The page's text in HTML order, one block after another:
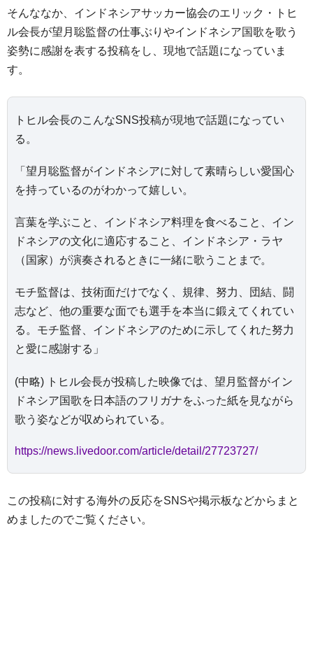
そんななか、インドネシアサッカー協会のエリック・トヒ
ル会長が望月聡監督の仕事ぶりやインドネシア国歌を歌う
姿勢に感謝を表する投稿をし、現地で話題になっていま
す。
トヒル会長のこんなSNS投稿が現地で話題になってい
る。
「望月聡監督がインドネシアに対して素晴らしい愛国心
を持っているのがわかって嬉しい。
言葉を学ぶこと、インドネシア料理を食べること、イン
ドネシアの文化に適応すること、インドネシア・ラヤ
（国家）が演奏されるときに一緒に歌うことまで。
モチ監督は、技術面だけでなく、規律、努力、団結、闘
志など、他の重要な面でも選手を本当に鍛えてくれてい
る。モチ監督、インドネシアのために示してくれた努力
と愛に感謝する」
(中略) トヒル会長が投稿した映像では、望月監督がイン
ドネシア国歌を日本語のフリガナをふった紙を見ながら
歌う姿などが収められている。
https://news.livedoor.com/article/detail/27723727/
この投稿に対する海外の反応をSNSや掲示板などからまと
めましたのでご覧ください。